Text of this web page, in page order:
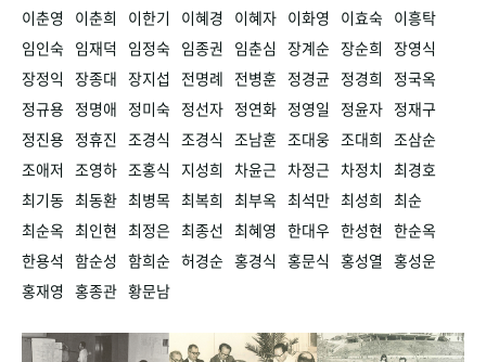
이춘영
이춘희 이한기 이혜경 이혜자 이화영 이효숙 이흥탁
임인숙 임재덕 임정숙 임종권 임춘심 장계순 장순희 장영식
장정익 장종대 장지섭 전명례 전병훈 정경균 정경희
정국옥
정규용 정명애 정미숙 정선자 정연화 정영일 정윤자 정재구
정진용 정휴진 조경식 조경식 조남훈 조대웅 조대희 조삼순
조애저 조영하 조홍식 지성희 차윤근 차정근 차정치 최경호
최기동 최동환 최병목 최복희 최부옥 최석만 최성희 최순
최순옥 최인현 최정은 최종선 최혜영 한대우 한성현 한순옥
한용석 함순성 함희순 허경순 홍경식 홍문식 홍성열 홍성운
홍재영 홍종관 황문남